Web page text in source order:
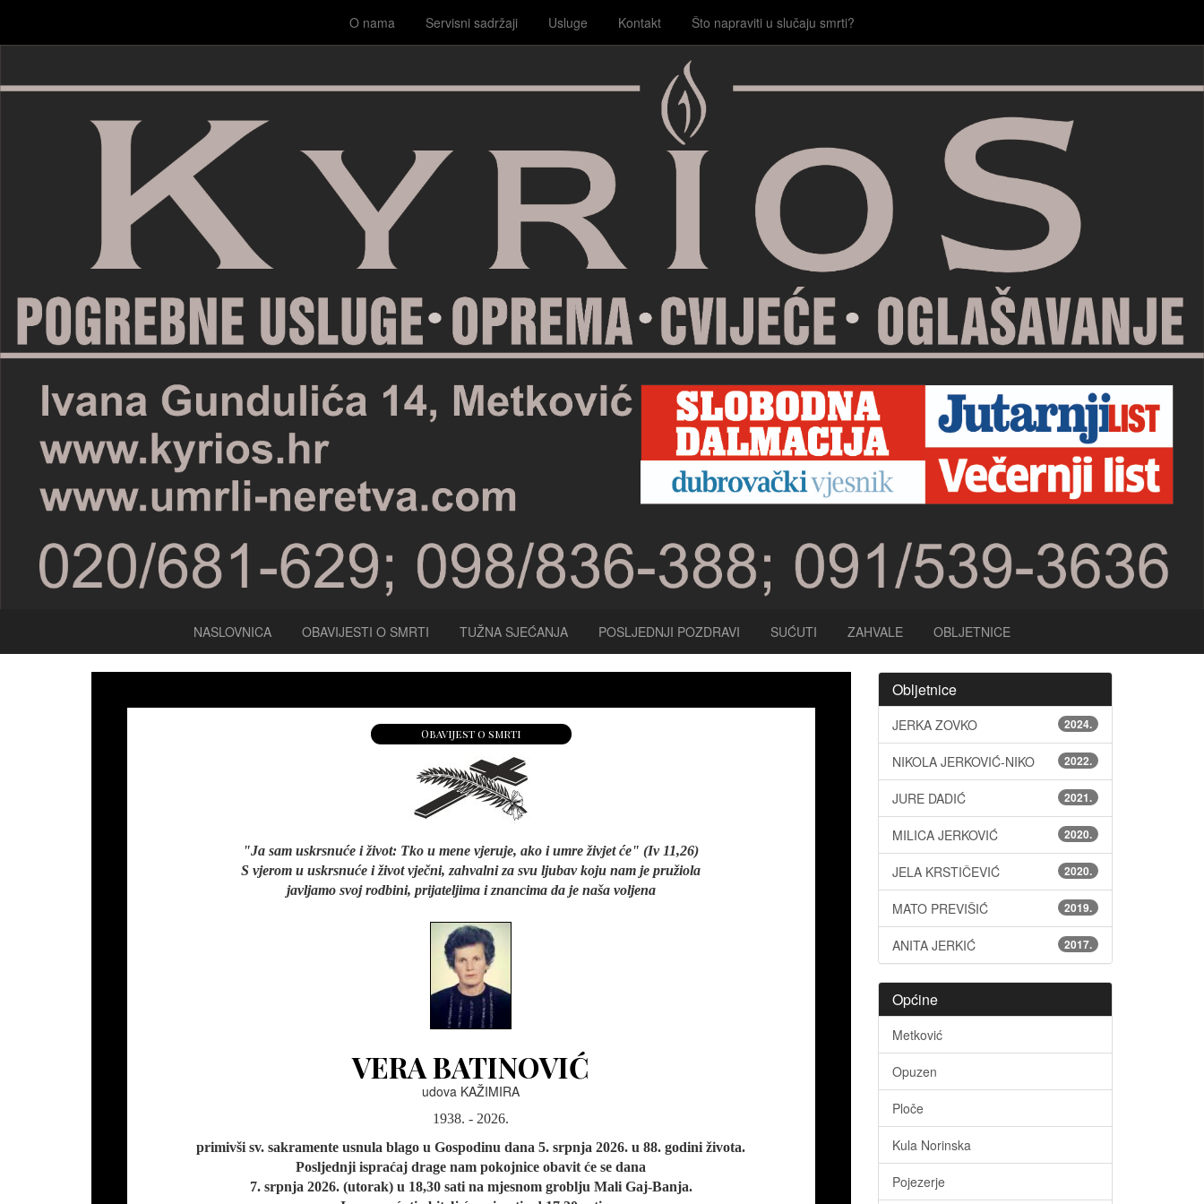
O nama Servisni sadržaji Usluge Kontakt Što napraviti u slučaju smrti?
NASLOVNICA OBAVIJESTI O SMRTI TUŽNA SJEĆANJA POSLJEDNJI POZDRAVI SUĆUTI ZAHVALE OBLJETNICE
Obavijest o smrti
"Ja sam uskrsnuće i život: Tko u mene vjeruje, ako i umre živjet će" (Iv 11,26)
S vjerom u uskrsnuće i život vječni, zahvalni za svu ljubav koju nam je pružiola
javljamo svoj rodbini, prijateljima i znancima da je naša voljena
VERA BATINOVIĆ
udova KAŽIMIRA
1938. - 2026.
primivši sv. sakramente usnula blago u Gospodinu dana 5. srpnja 2026. u 88. godini života.
Posljednji ispraćaj drage nam pokojnice obavit će se dana
7. srpnja 2026. (utorak) u 18,30 sati na mjesnom groblju Mali Gaj-Banja.
Obljetnice
JERKA ZOVKO 2024.
NIKOLA JERKOVIĆ-NIKO 2022.
JURE DADIĆ 2021.
MILICA JERKOVIĆ 2020.
JELA KRSTIČEVIĆ 2020.
MATO PREVIŠIĆ 2019.
ANITA JERKIĆ 2017.
Općine
Metković
Opuzen
Ploče
Kula Norinska
Pojezerje